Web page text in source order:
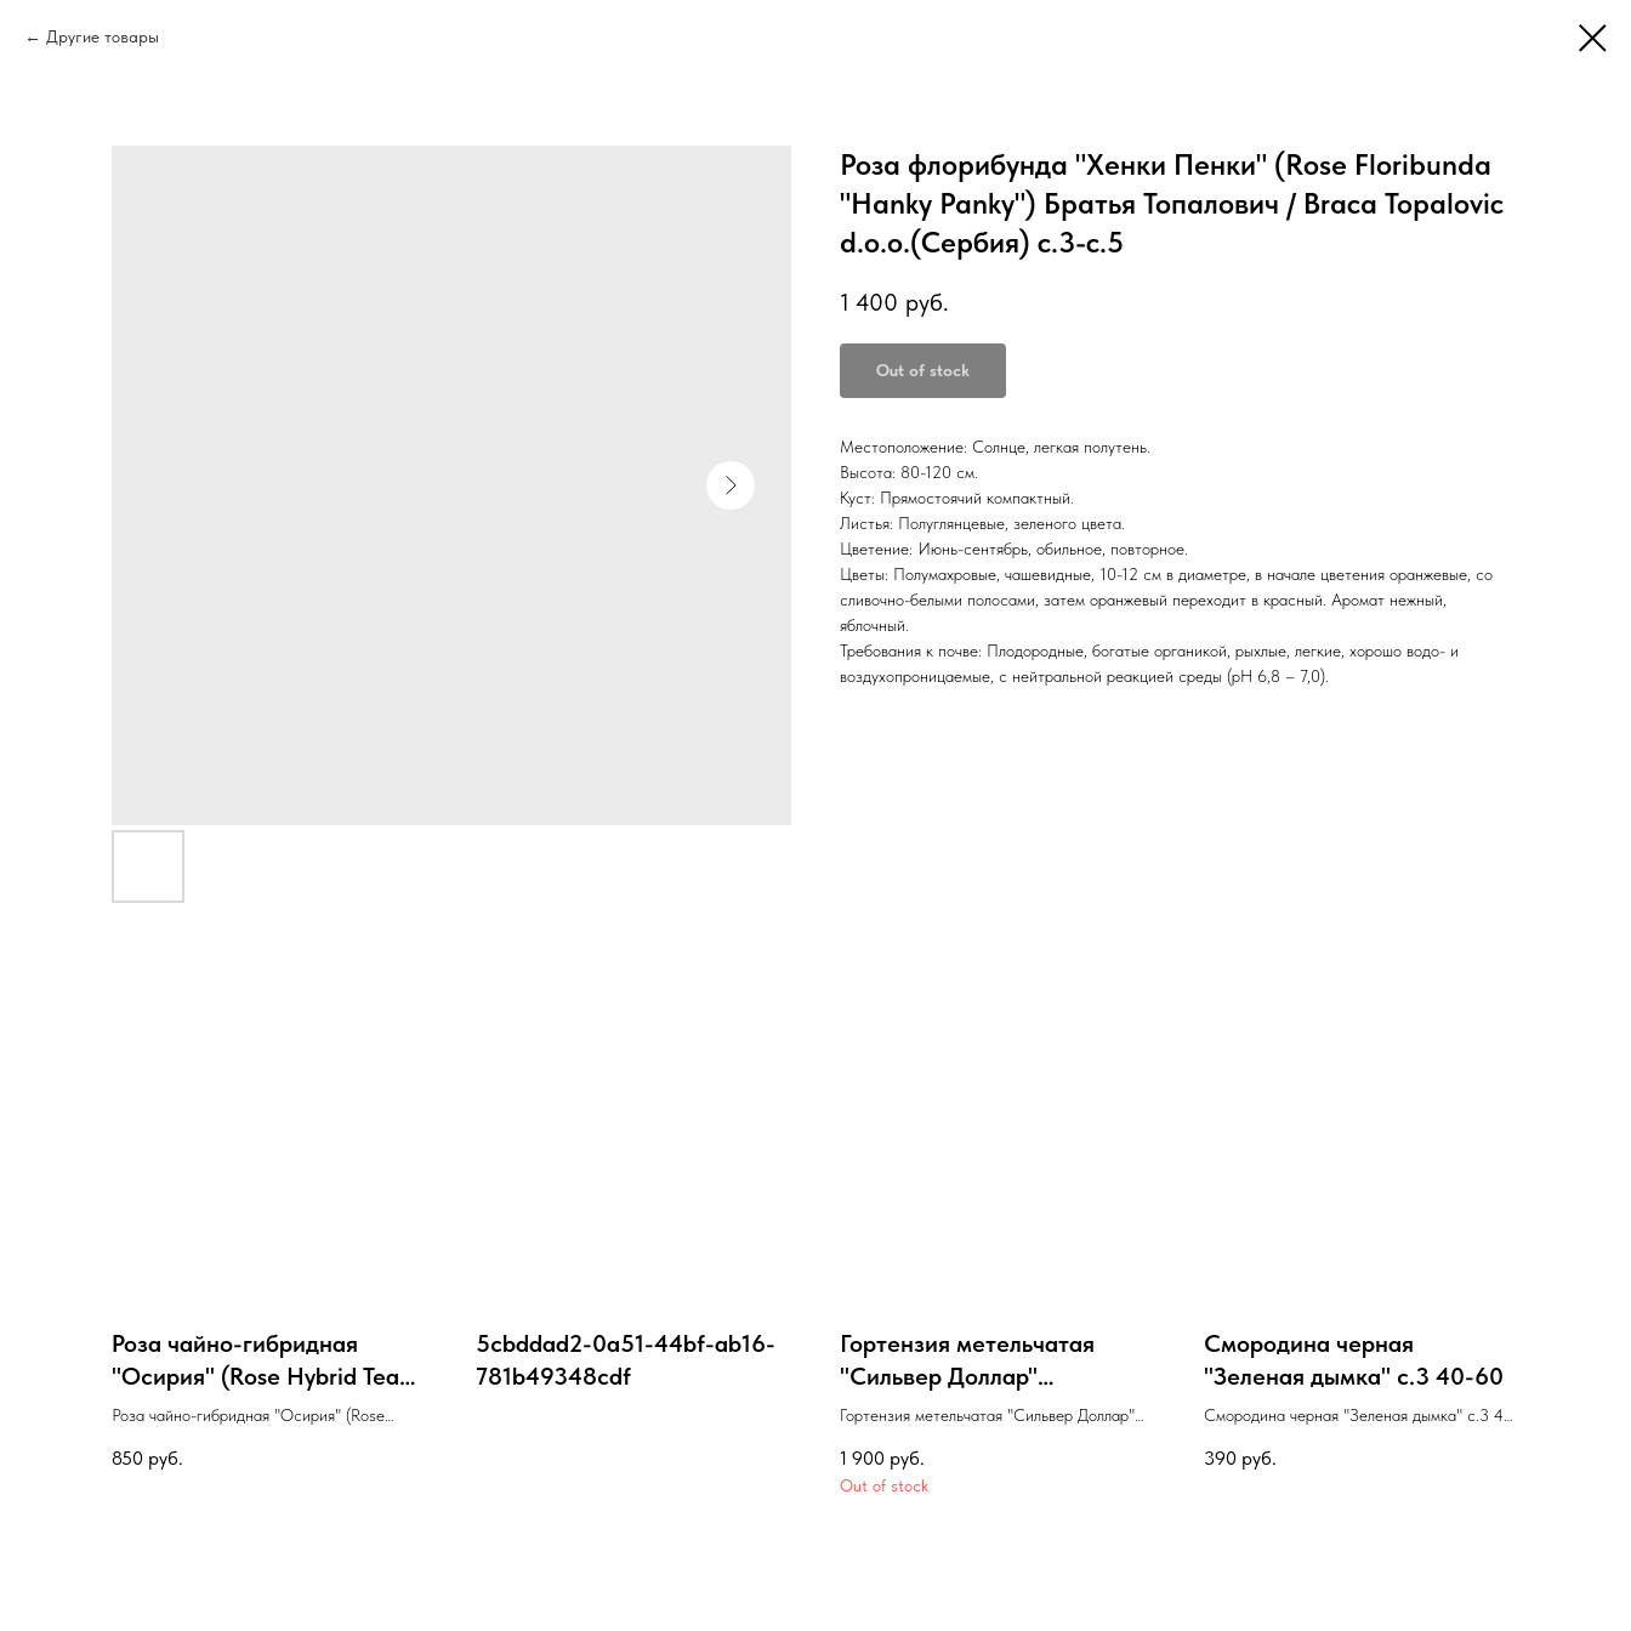
Другие товары
Роза флорибунда "Хенки Пенки" (Rose Floribunda
"Hanky Panky") Братья Топалович / Braca Topalovic
d.o.o.(Сербия) с.3-с.5
1 400 руб.
Out of stock
Местоположение: Солнце, легкая полутень.
Высота: 80-120 см.
Куст: Прямостоячий компактный.
Листья: Полуглянцевые, зеленого цвета.
Цветение: Июнь-сентябрь, обильное, повторное.
Цветы: Полумахровые, чашевидные, 10-12 см в диаметре, в начале цветения оранжевые, со
сливочно-белыми полосами, затем оранжевый переходит в красный. Аромат нежный,
яблочный.
Требования к почве: Плодородные, богатые органикой, рыхлые, легкие, хорошо водо- и
воздухопроницаемые, с нейтральной реакцией среды (рН 6,8 – 7,0).
Роза чайно-гибридная
"Осирия" (Rose Hybrid Tea
"Osiria") с.3-с.5
Роза чайно-гибридная "Осирия" (Rose
850 руб.
5cbddad2-0a51-44bf-ab16-
781b49348cdf
Гортензия метельчатая
"Сильвер Доллар"
(Hydrangea paniculata
Гортензия метельчатая "Сильвер Доллар"
40-60
1 900 руб.
Out of stock
Смородина черная
"Зеленая дымка" с.3 40-60
Смородина черная "Зеленая дымка" с.3 40-
390 руб.